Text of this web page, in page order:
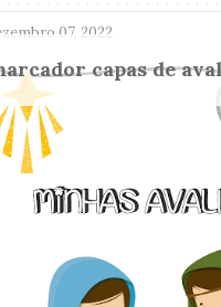
capas de
07, 2022